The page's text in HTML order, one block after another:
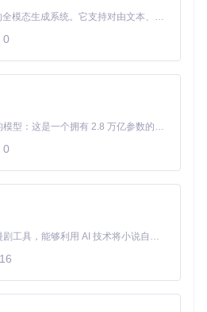
的核心竞争力，其实现位于 Game
）。该模块采用
渲染分离处理：主线程负责用户输
注于音符动画和特效展示，通过帧
乐节拍的精确对齐。关键技术点包
：处理音符的选择与批量操作
敏感的快捷操作菜单系统
MiniMax H3 是一个通用的全模态生成系统。它支持对由文本、图像、视频和音频组成的多模态上下文进行统一理解，并能生成分辨率高达 2K、时长可达 15 秒的带原生立体声音频的视频。得益于面向任务泛化的系统设计，H3 在预训练阶段就已具备广泛的多模态上下文理解与生成能力，能够出色地执行复杂的多模态指令。
0
Kimi K3 是Kimi能力最强的模型：这是一个拥有 2.8 万亿参数的混合专家（MoE）模型，具备原生视觉理解能力，并支持 100 万 token 的上下文窗口。
0
Toonflow 是一款 AI 短剧漫剧工具，能够利用 AI 技术将小说自动转化为剧本，并结合 AI 生成的图片和视频，实现高效的短剧创作。借助 Toonflow，可以轻松完成从文字到影像的全流程，让短剧制作变得更加智能与便捷。
16